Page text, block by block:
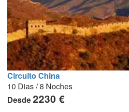
Circuito China
10 Dias / 8 Noches
Desde2230 €